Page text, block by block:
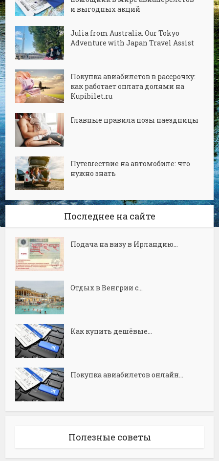
и выгодных акций
Julia from Australia. Our Tokyo
Adventure with Japan Travel Assist
Покупка авиабилетов в рассрочку:
как работает оплата долями на
Kupibilet.ru
Главные правила позы наездницы
Путешествие на автомобиле: что
нужно знать
Последнее на сайте
Подача на визу в Ирландию...
Отдых в Венгрии с...
Как купить дешёвые...
Покупка авиабилетов онлайн...
Полезные советы